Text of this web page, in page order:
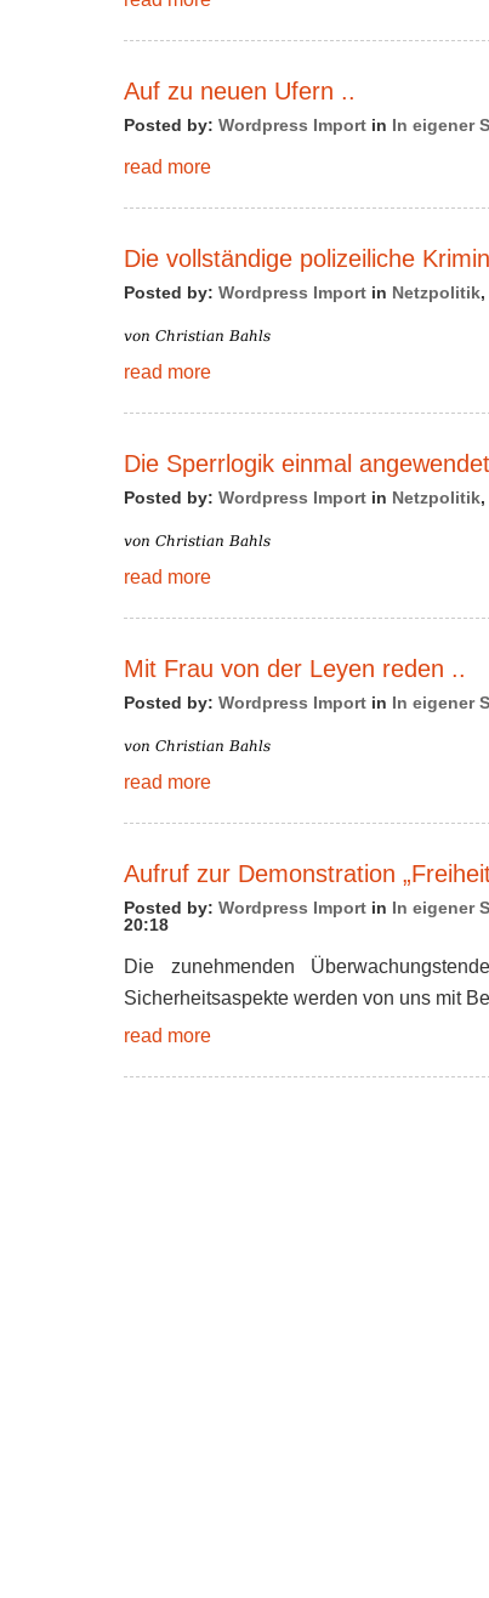
Auf zu neuen Ufern ..
Posted by: Wordpress Import in In eigener
read more
Die vollständige polizeiliche
Posted by: Wordpress Import in Netzpolitik,
read more
Die Sperrlogik einmal
Posted by: Wordpress Import in Netzpolitik,
read more
Mit Frau von der Leyen reden ..
Posted by: Wordpress Import in In eigener
read more
Aufruf zur Demonstration
Posted by: Wordpress Import in In eigener
20:18
Die zunehmenden
Sicherheitsaspekte werden von uns mit
read more